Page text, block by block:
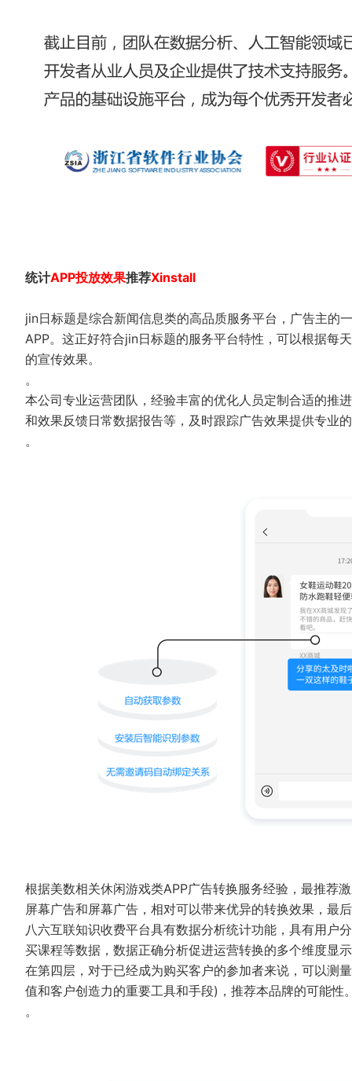
统计APP投放效果推荐Xinstall
jin日标题是综合新闻信息类的高品质服务平台，广告主的
APP。这正好符合jin日标题的服务平台特性，可以根据每
的宣传效果。
。
本公司专业运营团队，经验丰富的优化人员定制合适的推
和效果反馈日常数据报告等，及时跟踪广告效果提供专业
。
根据美数相关休闲游戏类APP广告转换服务经验，最推荐
屏幕广告和屏幕广告，相对可以带来优异的转换效果，最
八六互联知识收费平台具有数据分析统计功能，具有用户
买课程等数据，数据正确分析促进运营转换的多个维度显
在第四层，对于已经成为购买客户的参加者来说，可以测
值和客户创造力的重要工具和手段)，推荐本品牌的可能性
。